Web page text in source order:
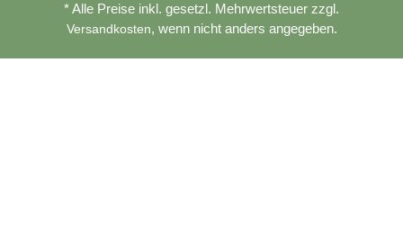
* Alle Preise inkl. gesetzl. Mehrwertsteuer zzgl.
Versandkosten, wenn nicht anders angegeben.